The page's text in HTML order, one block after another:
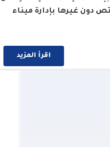
دون غيرها بإدارة ميناء
اقرأ المزيد